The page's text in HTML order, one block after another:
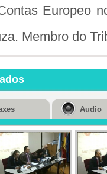
Europeo
Membro do
Audio